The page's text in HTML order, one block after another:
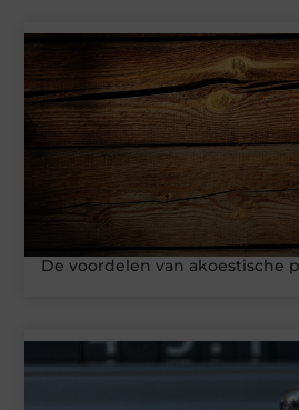
De voordelen van akoestische